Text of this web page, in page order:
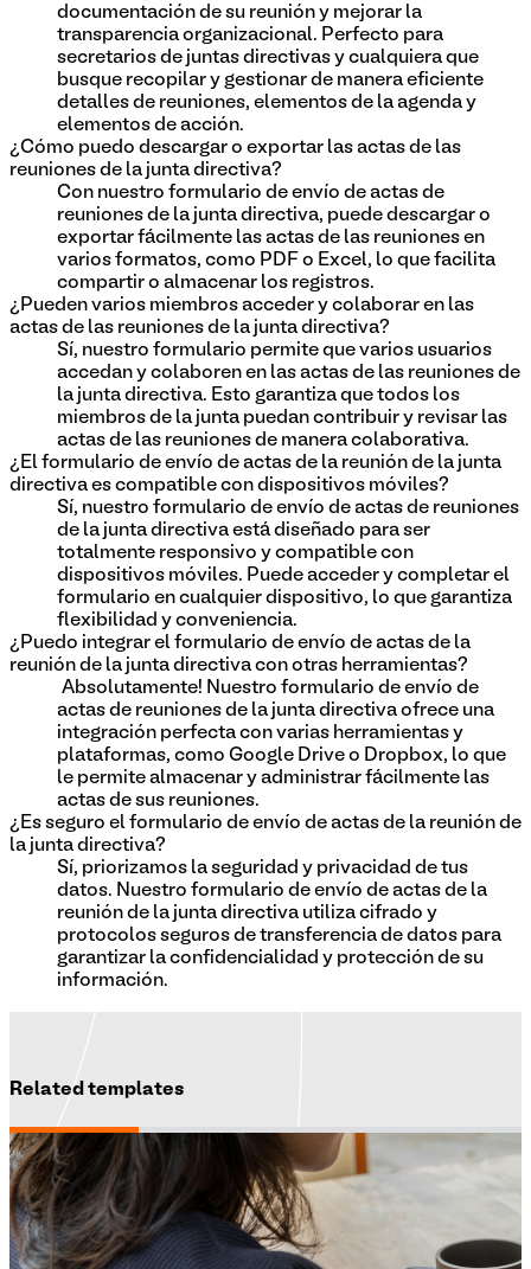
documentación de su reunión y mejorar la
transparencia organizacional. Perfecto para
secretarios de juntas directivas y cualquiera que
busque recopilar y gestionar de manera eficiente
detalles de reuniones, elementos de la agenda y
elementos de acción.
¿Cómo puedo descargar o exportar las actas de las
reuniones de la junta directiva?
Con nuestro formulario de envío de actas de
reuniones de la junta directiva, puede descargar o
exportar fácilmente las actas de las reuniones en
varios formatos, como PDF o Excel, lo que facilita
compartir o almacenar los registros.
¿Pueden varios miembros acceder y colaborar en las
actas de las reuniones de la junta directiva?
Sí, nuestro formulario permite que varios usuarios
accedan y colaboren en las actas de las reuniones de
la junta directiva. Esto garantiza que todos los
miembros de la junta puedan contribuir y revisar las
actas de las reuniones de manera colaborativa.
¿El formulario de envío de actas de la reunión de la junta
directiva es compatible con dispositivos móviles?
Sí, nuestro formulario de envío de actas de reuniones
de la junta directiva está diseñado para ser
totalmente responsivo y compatible con
dispositivos móviles. Puede acceder y completar el
formulario en cualquier dispositivo, lo que garantiza
flexibilidad y conveniencia.
¿Puedo integrar el formulario de envío de actas de la
reunión de la junta directiva con otras herramientas?
¡Absolutamente! Nuestro formulario de envío de
actas de reuniones de la junta directiva ofrece una
integración perfecta con varias herramientas y
plataformas, como Google Drive o Dropbox, lo que
le permite almacenar y administrar fácilmente las
actas de sus reuniones.
¿Es seguro el formulario de envío de actas de la reunión de
la junta directiva?
Sí, priorizamos la seguridad y privacidad de tus
datos. Nuestro formulario de envío de actas de la
reunión de la junta directiva utiliza cifrado y
protocolos seguros de transferencia de datos para
garantizar la confidencialidad y protección de su
información.
Related templates